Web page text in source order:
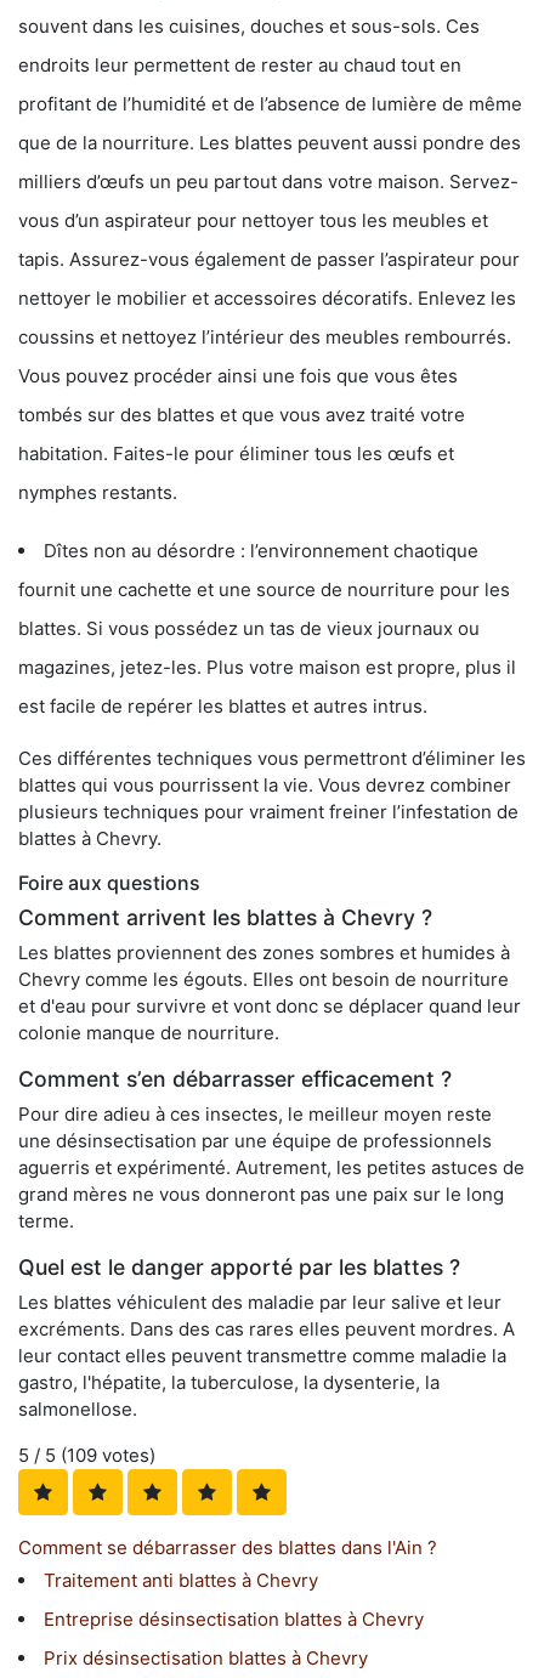
souvent dans les cuisines, douches et sous-sols. Ces
endroits leur permettent de rester au chaud tout en
profitant de l’humidité et de l’absence de lumière de même
que de la nourriture. Les blattes peuvent aussi pondre des
milliers d’œufs un peu partout dans votre maison. Servez-
vous d’un aspirateur pour nettoyer tous les meubles et
tapis. Assurez-vous également de passer l’aspirateur pour
nettoyer le mobilier et accessoires décoratifs. Enlevez les
coussins et nettoyez l’intérieur des meubles rembourrés.
Vous pouvez procéder ainsi une fois que vous êtes
tombés sur des blattes et que vous avez traité votre
habitation. Faites-le pour éliminer tous les œufs et
nymphes restants.
Dîtes non au désordre : l’environnement chaotique
fournit une cachette et une source de nourriture pour les
blattes. Si vous possédez un tas de vieux journaux ou
magazines, jetez-les. Plus votre maison est propre, plus il
est facile de repérer les blattes et autres intrus.
Ces différentes techniques vous permettront d’éliminer les
blattes qui vous pourrissent la vie. Vous devrez combiner
plusieurs techniques pour vraiment freiner l’infestation de
blattes à Chevry.
Foire aux questions
Comment arrivent les blattes à Chevry ?
Les blattes proviennent des zones sombres et humides à
Chevry comme les égouts. Elles ont besoin de nourriture
et d'eau pour survivre et vont donc se déplacer quand leur
colonie manque de nourriture.
Comment s’en débarrasser efficacement ?
Pour dire adieu à ces insectes, le meilleur moyen reste
une désinsectisation par une équipe de professionnels
aguerris et expérimenté. Autrement, les petites astuces de
grand mères ne vous donneront pas une paix sur le long
terme.
Quel est le danger apporté par les blattes ?
Les blattes véhiculent des maladie par leur salive et leur
excréments. Dans des cas rares elles peuvent mordres. A
leur contact elles peuvent transmettre comme maladie la
gastro, l'hépatite, la tuberculose, la dysenterie, la
salmonellose.
5 / 5 (109 votes)
Comment se débarrasser des blattes dans l'Ain ?
Traitement anti blattes à Chevry
Entreprise désinsectisation blattes à Chevry
Prix désinsectisation blattes à Chevry